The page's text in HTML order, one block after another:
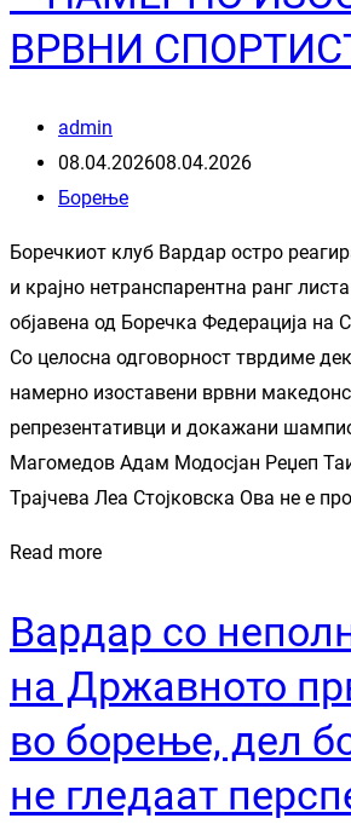
ВРВНИ
admin
08.04.202608.04.2026
Борење
Боречкиот клуб Вардар остро
и крајно нетранспарентна ранг
објавена од Боречка Федерација на
Со целосна одговорност тврдиме
намерно изоставени врвни
репрезентативци и докажани
Магомедов Адам Модосјан Реџеп
Трајчева Леа Стојковска Ова не е
Read more
Вардар со
на Државното
во борење, дел
не гледаат